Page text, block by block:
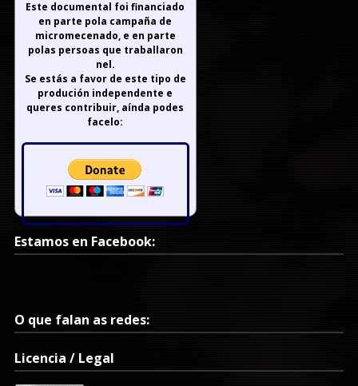
Este documental foi financiado
en parte pola campaña de
micromecenado, e en parte
polas persoas que traballaron
nel.
Se estás a favor de este tipo de
produción independente e
queres contribuir, aínda podes
facelo:
Estamos en Facebook:
O que falan as redes:
Licencia / Legal